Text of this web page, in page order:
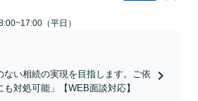
（平日）
ない相続の実現を目指します。ご依
対処可能」【WEB面談対応】